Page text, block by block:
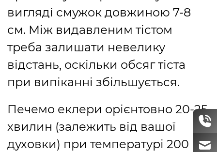
вигляді смужок довжиною 7-8
см. Між видавленим тістом
треба залишати невелику
відстань, оскільки обсяг тіста
при випіканні збільшується.
Печемо еклери орієнтовно 20-25
хвилин (залежить від вашої
духовки) при температурі 200